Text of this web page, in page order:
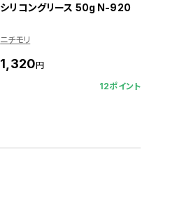
シリコングリース 50g N-920
ニチモリ
1,320円
12ポイント